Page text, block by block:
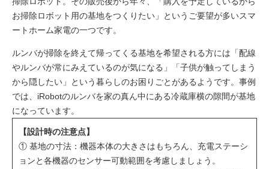
お掃除ロボット用の基地をつくりたい」というご要望が多いスマ
ートホーム家電の一つです。
ルンバが掃除を終えて帰ってくる基地を希望される方には「配線
やルンバが常にみえているのが気になる」「子供が触ってしまう
から隠したい」という暮らしのお困りごとがあるようです。事例
では、iRobotのルンバを家の真ん中にある冷蔵庫横の隙間が基地
になっています。
【設計時の注意点】
① 基地の寸法：機器本体の大きさはもちろん、充電ステーシ
ョンと各機器のセンサー可動範囲を考慮しましょう。